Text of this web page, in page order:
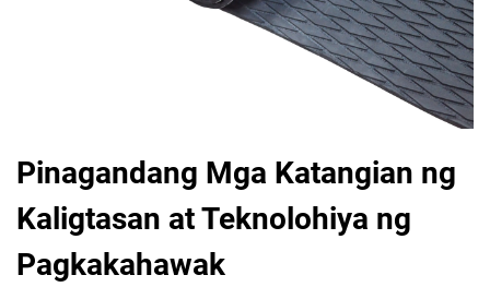
Pinagandang Mga Katangian ng
Kaligtasan at Teknolohiya ng
Pagkakahawak